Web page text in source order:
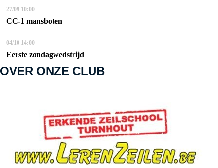
27/09 10:00
CC-1 mansboten
04/10 14:00
Eerste zondagwedstrijd
OVER ONZE CLUB